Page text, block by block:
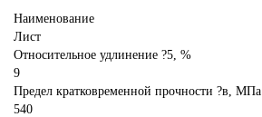
Наименование
Лист
Относительное удлинение ?5, %
9
Предел кратковременной прочности ?в, МПа
540